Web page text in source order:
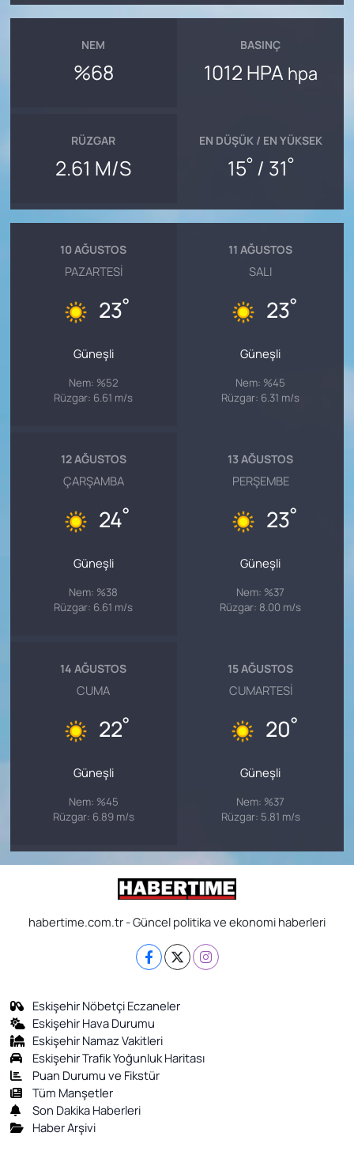
NEM
%68
BASINÇ
1012 HPA hpa
RÜZGAR
2.61 M/S
EN DÜŞÜK / EN YÜKSEK
15°/ 31°
10 AĞUSTOS
PAZARTESI
23°
Güneşli
Nem: %52
Rüzgar: 6.61 m/s
11 AĞUSTOS
SALI
23°
Güneşli
Nem: %45
Rüzgar: 6.31 m/s
12 AĞUSTOS
ÇARŞAMBA
24°
Güneşli
Nem: %38
Rüzgar: 6.61 m/s
13 AĞUSTOS
PERŞEMBE
23°
Güneşli
Nem: %37
Rüzgar: 8.00 m/s
14 AĞUSTOS
CUMA
22°
Güneşli
Nem: %45
Rüzgar: 6.89 m/s
15 AĞUSTOS
CUMARTESI
20°
Güneşli
Nem: %37
Rüzgar: 5.81 m/s
habertime.com.tr - Güncel politika ve ekonomi haberleri
Eskişehir Nöbetçi Eczaneler
Eskişehir Hava Durumu
Eskişehir Namaz Vakitleri
Eskişehir Trafik Yoğunluk Haritası
Puan Durumu ve Fikstür
Tüm Manşetler
Son Dakika Haberleri
Haber Arşivi